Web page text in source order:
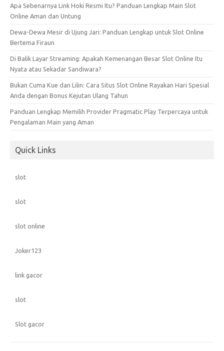
Apa Sebenarnya Link Hoki Resmi Itu? Panduan Lengkap Main Slot
Online Aman dan Untung
Dewa-Dewa Mesir di Ujung Jari: Panduan Lengkap untuk Slot Online
Bertema Firaun
Di Balik Layar Streaming: Apakah Kemenangan Besar Slot Online Itu
Nyata atau Sekadar Sandiwara?
Bukan Cuma Kue dan Lilin: Cara Situs Slot Online Rayakan Hari Spesial
Anda dengan Bonus Kejutan Ulang Tahun
Panduan Lengkap Memilih Provider Pragmatic Play Terpercaya untuk
Pengalaman Main yang Aman
Quick Links
slot
slot
slot online
Joker123
link gacor
slot
Slot gacor